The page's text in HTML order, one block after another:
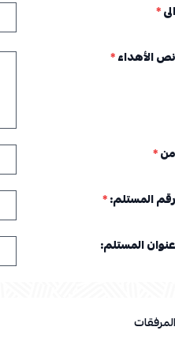
الى*
نص الأهداء*
من*
رقم المستلم:*
عنوان المستلم:
المرفقات